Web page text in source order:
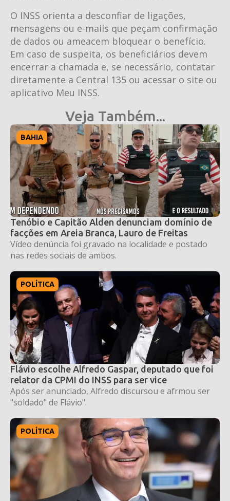
O INSS orienta a desconfiar de ligações,
mensagens ou e-mails que peçam confirmação
de dados ou ameacem bloquear o benefício.
Em caso de suspeita, os beneficiários devem
encerrar a chamada e, se necessário, contatar
diretamente a Central 135 ou acessar o site ou
aplicativo Meu INSS.
Veja Também...
BAHIA
Tenóbio e Capitão Alden denunciam domínio de
facções em Areia Branca, Lauro de Freitas
Vídeo denúncia foi gravado na localidade e postado
nas redes sociais de ambos.
POLÍTICA
Flávio escolhe Alfredo Gaspar, deputado que foi
relator da CPMI do INSS para ser vice
Após ser anunciado, Alfredo discursou e afrmou ser
"soldado" de Flávio".
POLÍTICA